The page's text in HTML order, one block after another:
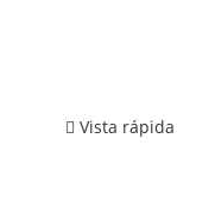
Vista rápida